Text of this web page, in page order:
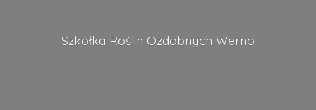
Szkółka Roślin Ozdobnych Werno